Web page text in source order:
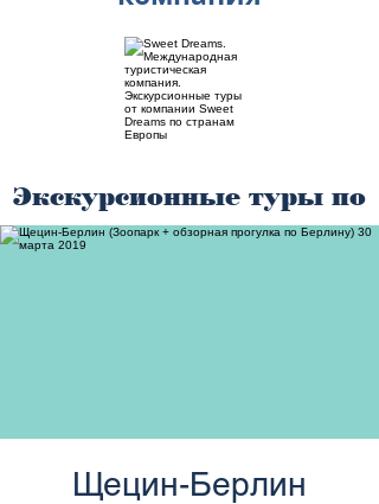
Экскурсионные туры по
странам Европы
Щецин-Берлин